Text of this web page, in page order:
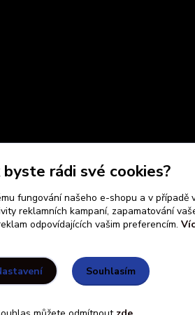
byste rádi své cookies?
fungování našeho e-shopu a v případě
reklamních kampaní, zapamatování
odpovídajících vašim preferencím.
Souhlasím